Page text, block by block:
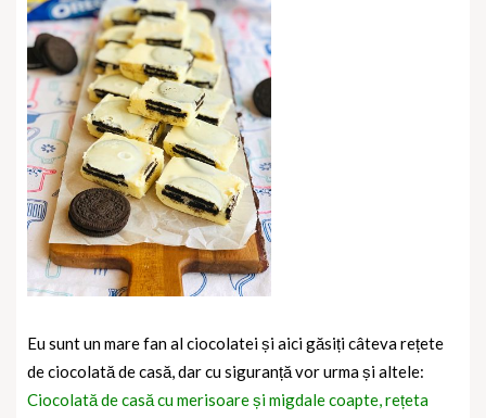
Eu sunt un mare fan al ciocolatei și aici găsiți câteva rețete
de ciocolată de casă, dar cu siguranță vor urma și altele:
Ciocolată de casă cu merisoare și migdale coapte, rețeta